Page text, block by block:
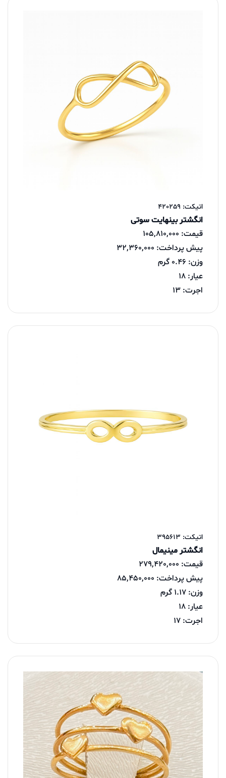
اتیکت: 420259
انگشتر بینهایت سوتی
قیمت: 105,810,000
پیش پرداخت: 32,360,000
وزن: 0.46 گرم
عیار: 18
اجرت: 13
اتیکت: 395613
انگشتر مینیمال
قیمت: 279,420,000
پیش پرداخت: 85,450,000
وزن: 1.17 گرم
عیار: 18
اجرت: 17